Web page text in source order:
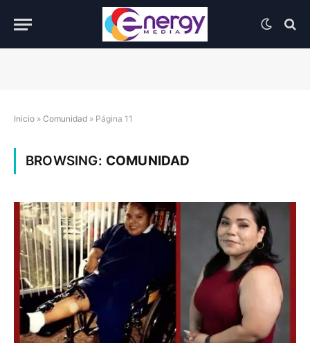
Inicio » Comunidad » Página 11
BROWSING: COMUNIDAD